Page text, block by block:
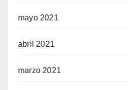
mayo 2021
abril 2021
marzo 2021